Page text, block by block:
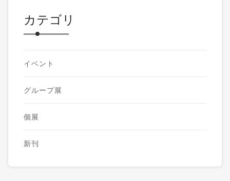
カテゴリ
イベント
グループ展
個展
新刊